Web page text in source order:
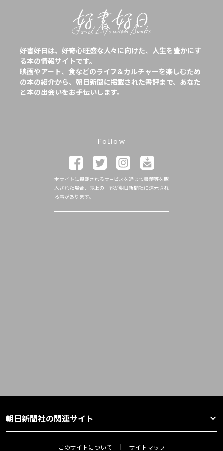
好書好日は、好奇心旺盛な人々に向けた、人生を豊かにす
る本の情報サイトです。
映画やアート、食などのライフ＆カルチャーを楽しむため
の本の紹介から、朝日新聞に掲載された書評まで、あなた
と本の出会いをお手伝いします。
Follow
本サイトに掲載されるサービスを通じて書籍等を購
入された場合、売上の一部が朝日新聞社に還元され
る事があります。
朝日新聞社の関連サイト
このサイトについて サイトマップ